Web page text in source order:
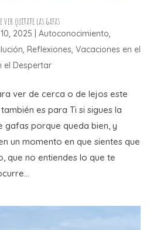
ver quitate las gafas
2025 Autoconocimiento,
, Reflexiones, Vacaciones en el
el Despertar
ver de cerca o de lejos este
es para Ti si sigues la
gafas porque queda bien, y
un momento en que sientes que
que no entiendes lo que te